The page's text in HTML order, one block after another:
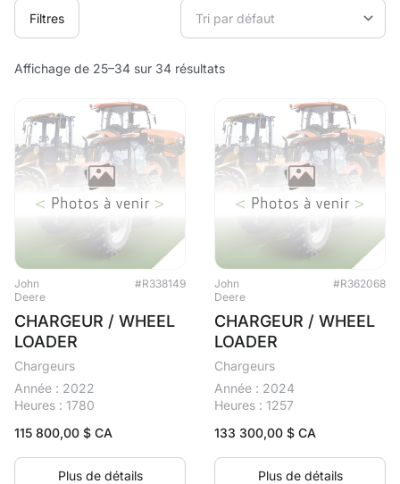
Filtres
Affichage de 25–34 sur 34 résultats
John
Deere
#R338149
CHARGEUR / WHEEL
LOADER
Chargeurs
Année : 2022
Heures : 1780
115 800,00 $ CA
Plus de détails
John
Deere
#R362068
CHARGEUR / WHEEL
LOADER
Chargeurs
Année : 2024
Heures : 1257
133 300,00 $ CA
Plus de détails